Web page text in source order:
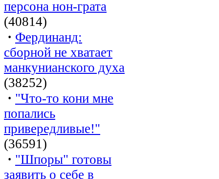
персона нон-грата
(40814)
· Фердинанд:
сборной не хватает
манкунианского духа
(38252)
· "Что-то кони мне
попались
привередливые!"
(36591)
· "Шпоры" готовы
заявить о себе в